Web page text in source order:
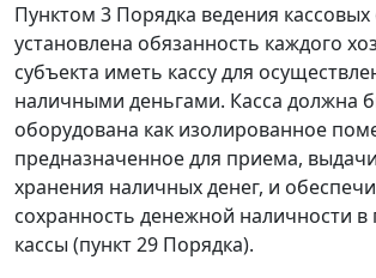
Пунктом 3 Порядка ведения
установлена обязанность каждого
субъекта иметь кассу для
наличными деньгами. Касса должна
оборудована как изолированное
предназначенное для приема,
хранения наличных денег, и
сохранность денежной наличности
кассы (пункт 29 Порядка).